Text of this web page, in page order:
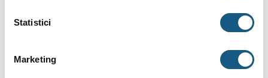
Statistici
Marketing
folosirii de surse de caldura independente.
de 3kW, 4.5kW, 6kW sau 7,5 kW.